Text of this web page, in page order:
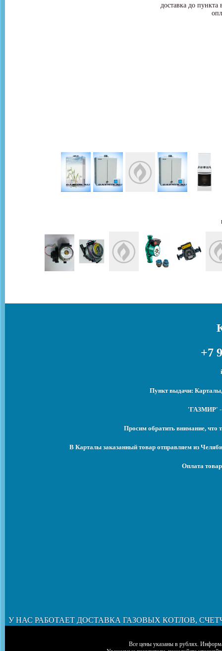
доставка до
+7
Пункт выдачи:
'ГАЗМИР' -
Просим обратить внимание, что
В Карталы заказанный товар отправляем из
Оплата
У НАС РАБОТАЕТ ДОСТАВКА ГАЗОВЫХ КОТЛОВ,
Все цены указаны в рублях.